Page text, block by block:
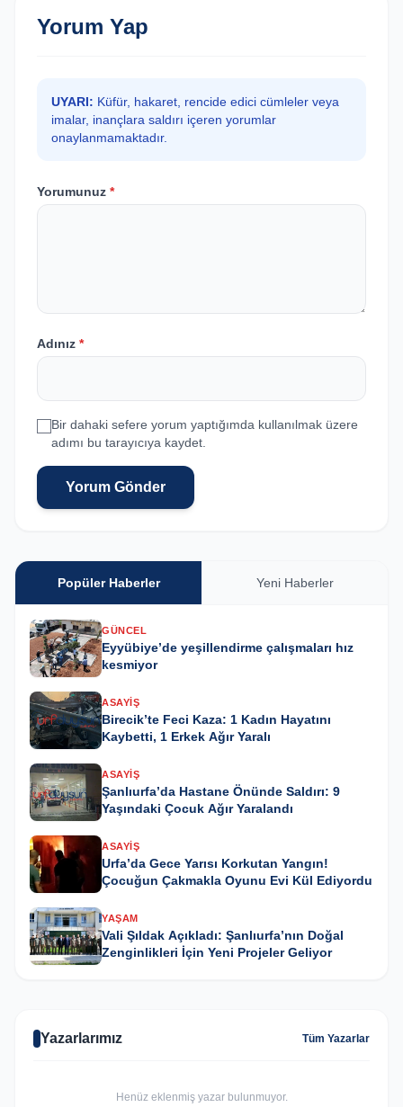
Yorum Yap
UYARI: Küfür, hakaret, rencide edici cümleler veya
imalar, inançlara saldırı içeren yorumlar
onaylanmamaktadır.
Yorumunuz *
Adınız *
Bir dahaki sefere yorum yaptığımda kullanılmak üzere
adımı bu tarayıcıya kaydet.
Yorum Gönder
Popüler Haberler Yeni Haberler
GÜNCEL
Eyyübiye’de yeşillendirme çalışmaları hız
kesmiyor
ASAYIŞ
Birecik’te Feci Kaza: 1 Kadın Hayatını
Kaybetti, 1 Erkek Ağır Yaralı
ASAYIŞ
Şanlıurfa’da Hastane Önünde Saldırı: 9
Yaşındaki Çocuk Ağır Yaralandı
ASAYIŞ
Urfa’da Gece Yarısı Korkutan Yangın!
Çocuğun Çakmakla Oyunu Evi Kül Ediyordu
YAŞAM
Vali Şıldak Açıkladı: Şanlıurfa’nın Doğal
Zenginlikleri İçin Yeni Projeler Geliyor
Yazarlarımız Tüm Yazarlar
Henüz eklenmiş yazar bulunmuyor.